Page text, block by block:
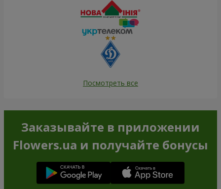
Посмотреть все
Заказывайте в приложении
Flowers.ua и получайте бонусы